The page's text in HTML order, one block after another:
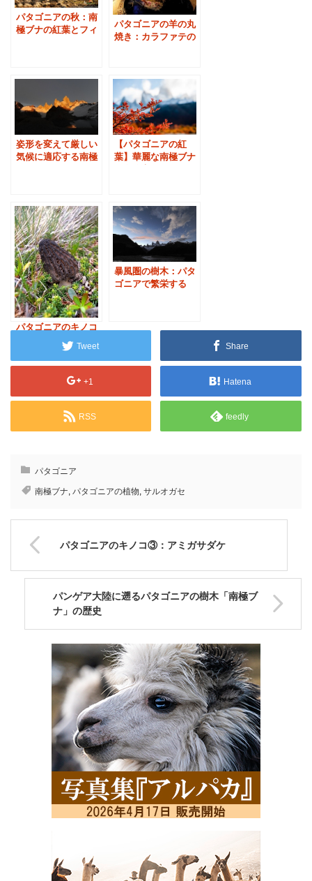
パタゴニアの秋：南
極ブナの紅葉とフィ
パタゴニアの羊の丸
焼き：カラファテの
姿形を変えて厳しい
気候に適応する南極
【パタゴニアの紅
葉】華麗な南極ブナ
パタゴニアのキノコ
③：アミガサダケ
暴風圏の樹木：パタ
ゴニアで繁栄する
Tweet Share
+1 Hatena
RSS feedly
パタゴニア
南極ブナ, パタゴニアの植物, サルオガセ
パタゴニアのキノコ③：アミガサダケ
パンゲア大陸に遡るパタゴニアの樹木「南極ブ
ナ」の歴史